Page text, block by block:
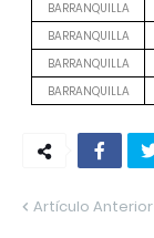
BARRANQUILLA
BARRANQUILLA
BARRANQUILLA
BARRANQUILLA
Artículo Anterior